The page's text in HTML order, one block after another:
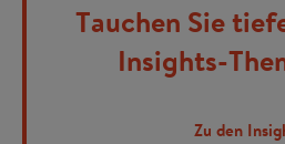
Tauchen Sie
Insights-
Zu den